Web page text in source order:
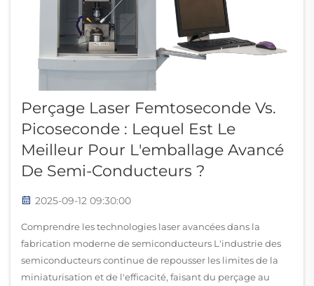
Perçage Laser Femtoseconde Vs.
Picoseconde : Lequel Est Le
Meilleur Pour L'emballage Avancé
De Semi-Conducteurs ?
2025-09-12 09:30:00
Comprendre les technologies laser avancées dans la
fabrication moderne de semiconducteurs L'industrie des
semiconducteurs continue de repousser les limites de la
miniaturisation et de l'efficacité, faisant du perçage au